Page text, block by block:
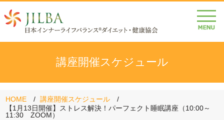
講座開催スケジュール
HOME
講座開催スケジュール
【1月13日開催】ストレス解決！パーフェクト睡眠講座（10:00～
11:30 ZOOM）